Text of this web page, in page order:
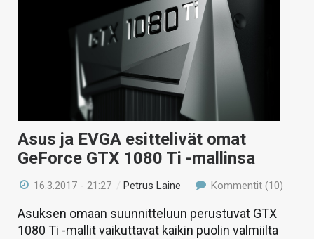
Asus ja EVGA esittelivät omat
GeForce GTX 1080 Ti -mallinsa
16.3.2017 - 21:27 /Petrus Laine Kommentit (10)
Asuksen omaan suunnitteluun perustuvat GTX
1080 Ti -mallit vaikuttavat kaikin puolin valmiilta